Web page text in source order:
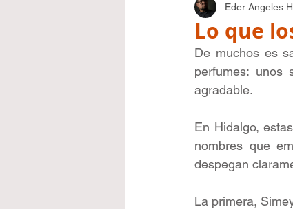
Lo que
Eder Angeles
De muchos es
perfumes:
agradable.
En Hidalgo,
nombres que
despegan
La primera,